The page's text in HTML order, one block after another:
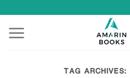
to
content
TAG ARCHIVES: